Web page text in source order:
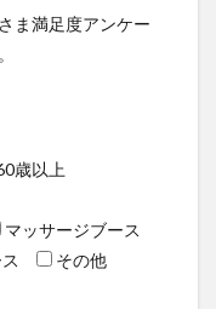
ま満足度アンケー
歳以上
マッサージブース
その他